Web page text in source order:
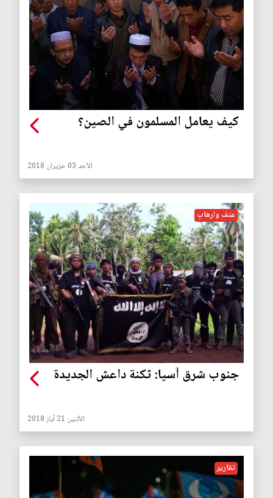
كيف يعامل المسلمون في الصين؟
الأحد 03 حزيران 2018
عنف وارهاب
جنوب شرق آسيا: ثكنة داعش الجديدة
الأثنين 21 آيار 2018
تقارير